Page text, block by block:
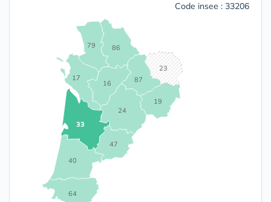
Code insee : 33206
16
17
19
23
24
33
40
47
64
79 86
87